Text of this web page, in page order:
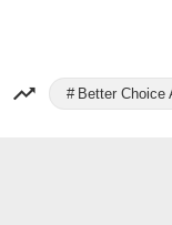
Better Choice